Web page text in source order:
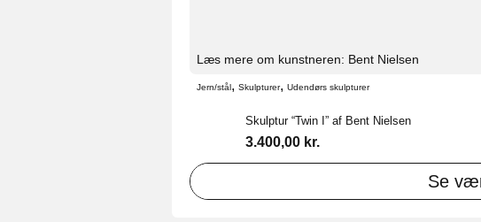
Læs mere om kunstneren: Bent Nielsen
Jern/stål, Skulpturer, Udendørs skulpturer
Skulptur “Twin I” af Bent Nielsen
3.400,00 kr.
Se